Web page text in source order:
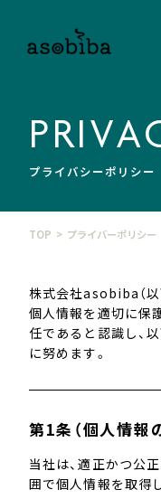
プライバシーポリシー
TOP プライバーポリシー
株式会社asobiba（以
個人情報を適切に保
任であると認識し、
に努めます。
第1条（個人情報
当社は、適正かつ公
囲で個人情報を取得